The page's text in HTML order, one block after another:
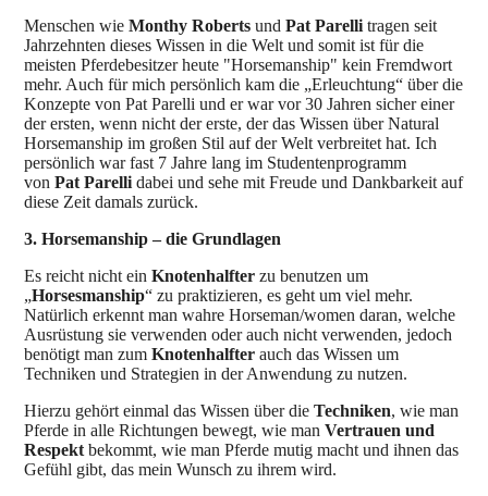
Menschen wieMonthy RobertsundPat Parellitragen seit
Jahrzehnten dieses Wissen in die Welt und somit ist für die
meisten Pferdebesitzer heute "Horsemanship" kein Fremdwort
mehr. Auch für mich persönlich kam die „Erleuchtung“ über die
Konzepte von Pat Parelli und er war vor 30 Jahren sicher einer
der ersten, wenn nicht der erste, der das Wissen über Natural
Horsemanship im großen Stil auf der Welt verbreitet hat. Ich
persönlich war fast 7 Jahre lang im Studentenprogramm
vonPat Parellidabei und sehe mit Freude und Dankbarkeit auf
diese Zeit damals zurück.
3. Horsemanship – die Grundlagen
Es reicht nicht einKnotenhalfterzu benutzen um
„Horsesmanship“ zu praktizieren, es geht um viel mehr.
Natürlich erkennt man wahre Horseman/women daran, welche
Ausrüstung sie verwenden oder auch nicht verwenden, jedoch
benötigt man zumKnotenhalfterauch das Wissen um
Techniken und Strategien in der Anwendung zu nutzen.
Hierzu gehört einmal das Wissen über dieTechniken, wie man
Pferde in alle Richtungen bewegt, wie manVertrauen und
Respektbekommt, wie man Pferde mutig macht und ihnen das
Gefühl gibt, das mein Wunsch zu ihrem wird.